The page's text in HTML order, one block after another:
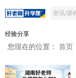
经验分享
您现在的位置： 首页